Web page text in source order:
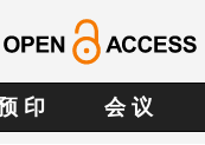
印 会 议